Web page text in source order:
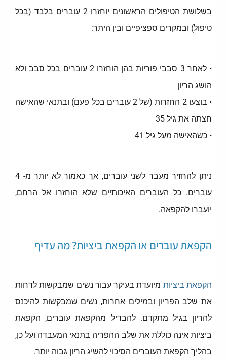
בשלושת הטיפולים הראשונים יוחזרו 2 עוברים בלבד (בכל
טיפול) ובמקרים ספציפיים ובין היתר:
• לאחר 3 סבבי פוריות בהן הוחזרו 2 עוברים בכל סבב ולא
הושג הריון
• בוצעו 2 החזרות (של 2 עוברים בכל פעם) ובתנאי שהאישה
חצתה את גיל 35
• כשהאישה מעל גיל 41
ניתן להחזיר מעבר לשני עוברים, אך כאמור לא יותר מ- 4
עוברים. כל העוברים האיכותיים שלא הוחזרו אל הרחם,
יועברו להקפאה.
הקפאת עוברים או הקפאת ביציות? מה עדיף
הקפאת ביציות מיועדת בעיקר עבור נשים שמבקשות לדחות
את שלב הפריון ובמילים אחרות, נשים שמבקשות להיכנס
להריון בגיל מתקדם. להבדיל מהקפאת עוברים, הקפאת
ביציות אינה כוללת את שלב ההפריה בתנאי המעבדה ועל כן,
בהליך הקפאת העוברים הסיכוי להשיג הריון גבוה יותר.